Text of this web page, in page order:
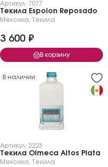
Артикул: 7077
Текила Espolon Reposado
Мексика Текила
3 600 ₽
В корзину
В наличии
Артикул: 2223
Текила Olmeca Altos Plata
Мексика Текила